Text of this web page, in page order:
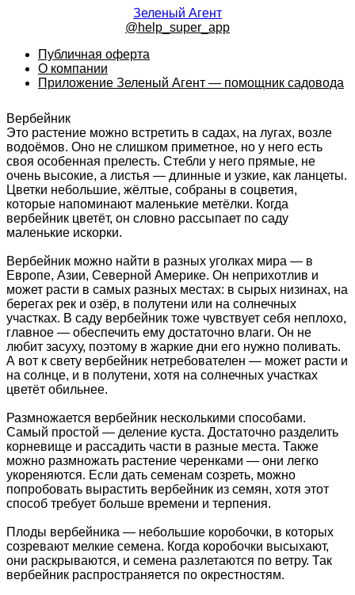
Зеленый Агент
@help_super_app
Публичная оферта
О компании
Приложение Зеленый Агент — помощник садовода
Вербейник
Это растение можно встретить в садах, на лугах, возле
водоёмов. Оно не слишком приметное, но у него есть
своя особенная прелесть. Стебли у него прямые, не
очень высокие, а листья — длинные и узкие, как ланцеты.
Цветки небольшие, жёлтые, собраны в соцветия,
которые напоминают маленькие метёлки. Когда
вербейник цветёт, он словно рассыпает по саду
маленькие искорки.
Вербейник можно найти в разных уголках мира — в
Европе, Азии, Северной Америке. Он неприхотлив и
может расти в самых разных местах: в сырых низинах, на
берегах рек и озёр, в полутени или на солнечных
участках. В саду вербейник тоже чувствует себя неплохо,
главное — обеспечить ему достаточно влаги. Он не
любит засуху, поэтому в жаркие дни его нужно поливать.
А вот к свету вербейник нетребователен — может расти и
на солнце, и в полутени, хотя на солнечных участках
цветёт обильнее.
Размножается вербейник несколькими способами.
Самый простой — деление куста. Достаточно разделить
корневище и рассадить части в разные места. Также
можно размножать растение черенками — они легко
укореняются. Если дать семенам созреть, можно
попробовать вырастить вербейник из семян, хотя этот
способ требует больше времени и терпения.
Плоды вербейника — небольшие коробочки, в которых
созревают мелкие семена. Когда коробочки высыхают,
они раскрываются, и семена разлетаются по ветру. Так
вербейник распространяется по окрестностям.